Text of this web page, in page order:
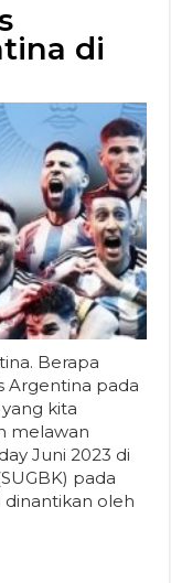
di
Berapa
Argentina pada
kita
melawan
Juni 2023 di
pada
dinantikan oleh